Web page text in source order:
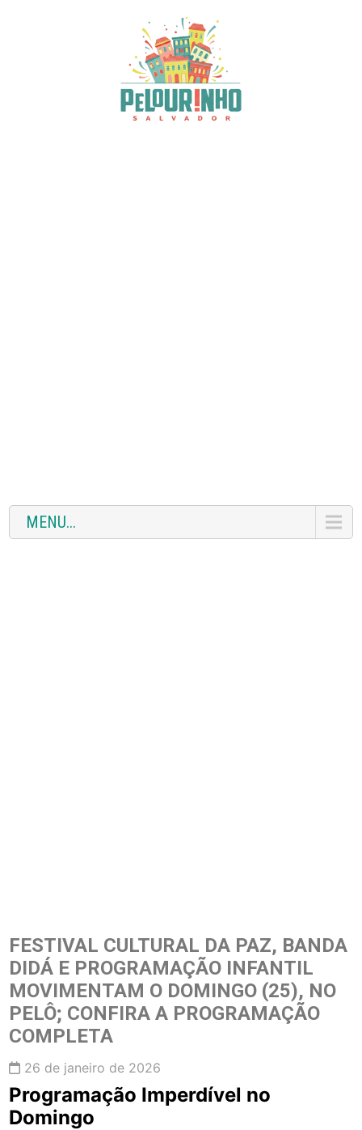
MENU...
FESTIVAL CULTURAL DA PAZ, BANDA
DIDÁ E PROGRAMAÇÃO INFANTIL
MOVIMENTAM O DOMINGO (25), NO
PELÔ; CONFIRA A PROGRAMAÇÃO
COMPLETA
26 de janeiro de 2026
Programação Imperdível no
Domingo